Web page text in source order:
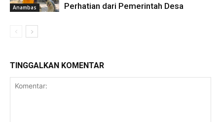
Anambas
Perhatian dari Pemerintah Desa
TINGGALKAN KOMENTAR